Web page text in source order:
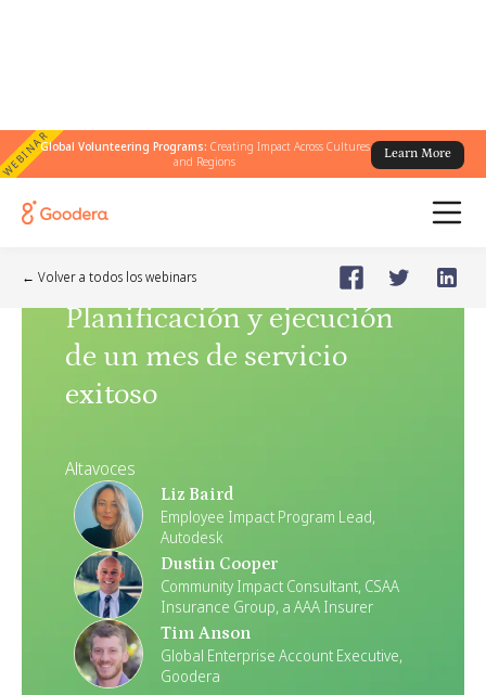
WEBINARGlobal Volunteering Programs: Creating Impact Across Cultures
and Regions
Learn More
← Volver a todos los webinars
🗓️Sep 7, 2023
Planificación y ejecución
de un mes de servicio
exitoso
Altavoces
Liz Baird
Employee Impact Program Lead,
Autodesk
Dustin Cooper
Community Impact Consultant, CSAA
Insurance Group, a AAA Insurer
Tim Anson
Global Enterprise Account Executive,
Goodera